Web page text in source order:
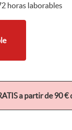
horas laborables
a partir de 90 €